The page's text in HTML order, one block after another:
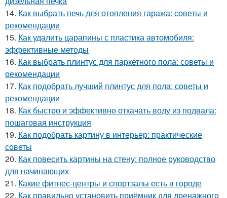
14. Как выбрать печь для отопления гаража: советы и
рекомендации
15. Как удалить царапины с пластика автомобиля:
эффективные методы
16. Как выбрать плинтус для паркетного пола: советы и
рекомендации
17. Как подобрать лучший плинтус для пола: советы и
рекомендации
18. Как быстро и эффективно откачать воду из подвала:
пошаговая инструкция
19. Как подобрать картину в интерьер: практические
советы
20. Как повесить картины на стену: полное руководство
для начинающих
21. Какие фитнес-центры и спортзалы есть в городе
22. Как правильно установить приёмник для дренажного